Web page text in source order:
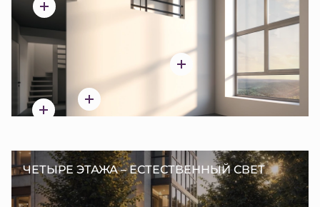
ЧЕТЫРЕ ЭТАЖА – ЕСТЕСТВЕННЫЙ СВЕТ